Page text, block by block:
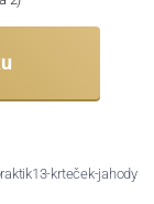
krteček-jahody